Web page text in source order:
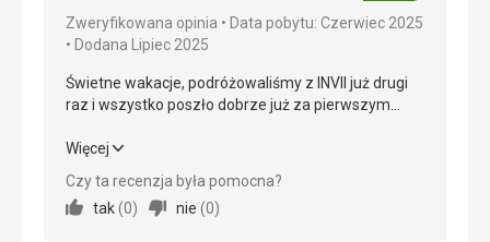
Zweryfikowana opinia
Data pobytu: Czerwiec 2025
Dodana Lipiec 2025
Świetne wakacje, podróżowaliśmy z INVII już drugi
raz i wszystko poszło dobrze już za pierwszym
Świetne wakacje, podróżowaliśmy z INVII już drugi
razem.
Więcej
Czy ta recenzja była pomocna?
tak(0) nie (0)